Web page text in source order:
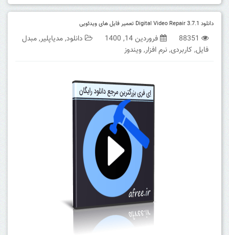
دانلود Digital Video Repair 3.7.1 تعمیر فایل های ویدئویی
88351 فروردین 14, 1400 دانلود,مدیاپلیر,مبدل
فایل, کاربردی,نرم افزار,ویندوز